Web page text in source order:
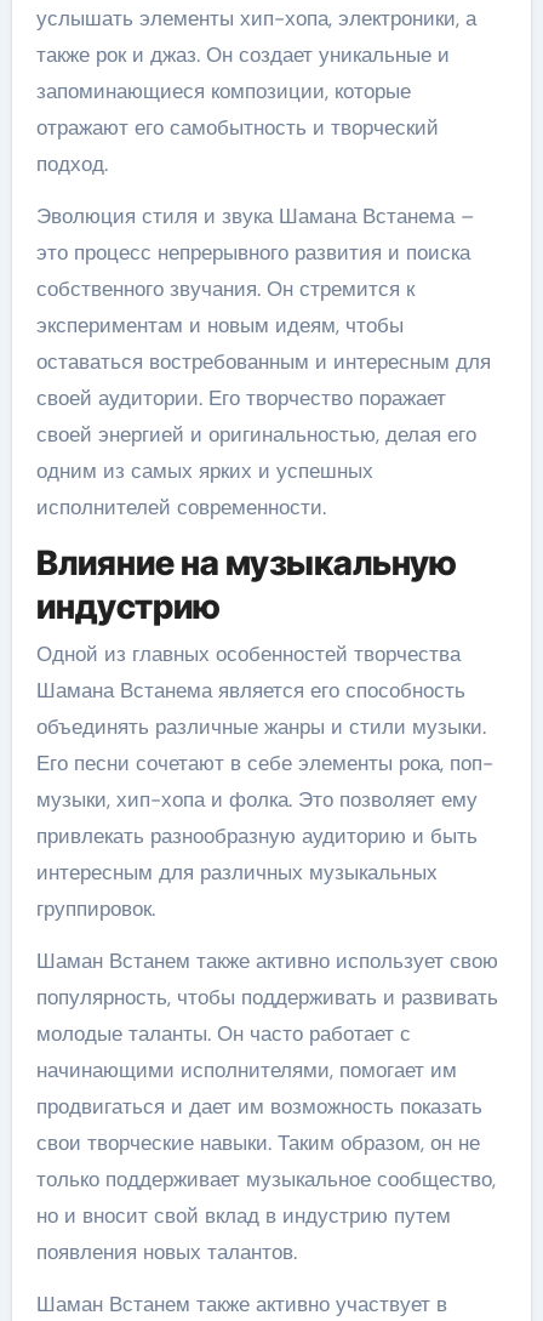
услышать элементы хип-хопа, электроники, а
также рок и джаз. Он создает уникальные и
запоминающиеся композиции, которые
отражают его самобытность и творческий
подход.
Эволюция стиля и звука Шамана Встанема –
это процесс непрерывного развития и поиска
собственного звучания. Он стремится к
экспериментам и новым идеям, чтобы
оставаться востребованным и интересным для
своей аудитории. Его творчество поражает
своей энергией и оригинальностью, делая его
одним из самых ярких и успешных
исполнителей современности.
Влияние на музыкальную
индустрию
Одной из главных особенностей творчества
Шамана Встанема является его способность
объединять различные жанры и стили музыки.
Его песни сочетают в себе элементы рока, поп-
музыки, хип-хопа и фолка. Это позволяет ему
привлекать разнообразную аудиторию и быть
интересным для различных музыкальных
группировок.
Шаман Встанем также активно использует свою
популярность, чтобы поддерживать и развивать
молодые таланты. Он часто работает с
начинающими исполнителями, помогает им
продвигаться и дает им возможность показать
свои творческие навыки. Таким образом, он не
только поддерживает музыкальное сообщество,
но и вносит свой вклад в индустрию путем
появления новых талантов.
Шаман Встанем также активно участвует в